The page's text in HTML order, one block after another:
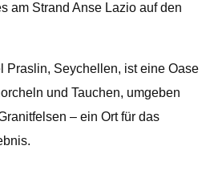
am Strand Anse Lazio auf den
Praslin, Seychellen, ist eine Oase
und Tauchen, umgeben
– ein Ort für das